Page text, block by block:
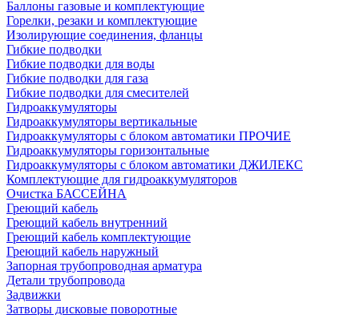
Баллоны газовые и комплектующие
Горелки, резаки и комплектующие
Изолирующие соединения, фланцы
Гибкие подводки
Гибкие подводки для воды
Гибкие подводки для газа
Гибкие подводки для смесителей
Гидроаккумуляторы
Гидроаккумуляторы вертикальные
Гидроаккумуляторы с блоком автоматики ПРОЧИЕ
Гидроаккумуляторы горизонтальные
Гидроаккумуляторы с блоком автоматики ДЖИЛЕКС
Комплектующие для гидроаккумуляторов
Очистка БАССЕЙНА
Греющий кабель
Греющий кабель внутренний
Греющий кабель комплектующие
Греющий кабель наружный
Запорная трубопроводная арматура
Детали трубопровода
Задвижки
Затворы дисковые поворотные